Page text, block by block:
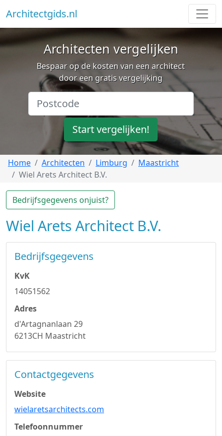
Architectgids.nl
Architecten vergelijken
Bespaar op de kosten van een architect
door een gratis vergelijking
Start vergelijken!
Home Architecten Limburg
Maastricht
Wiel Arets Architect B.V.
Bedrijfsgegevens onjuist?
Wiel Arets Architect B.V.
Bedrijfsgegevens
KvK
14051562
Adres
d'Artagnanlaan 29
6213CH Maastricht
Contactgegevens
Website
wielaretsarchitects.com
Telefoonnummer